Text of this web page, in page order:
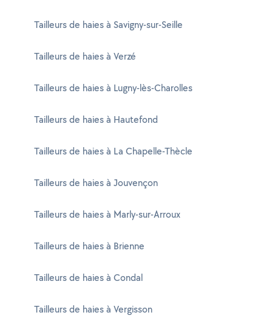
Tailleurs de haies à Savigny-sur-Seille
Tailleurs de haies à Verzé
Tailleurs de haies à Lugny-lès-Charolles
Tailleurs de haies à Hautefond
Tailleurs de haies à La Chapelle-Thècle
Tailleurs de haies à Jouvençon
Tailleurs de haies à Marly-sur-Arroux
Tailleurs de haies à Brienne
Tailleurs de haies à Condal
Tailleurs de haies à Vergisson